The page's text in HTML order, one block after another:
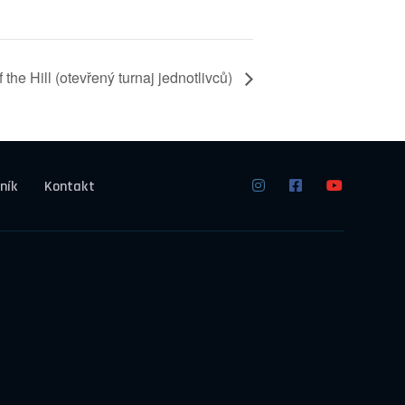
Hill (otevřený turnaj jednotlivců)
Kontakt